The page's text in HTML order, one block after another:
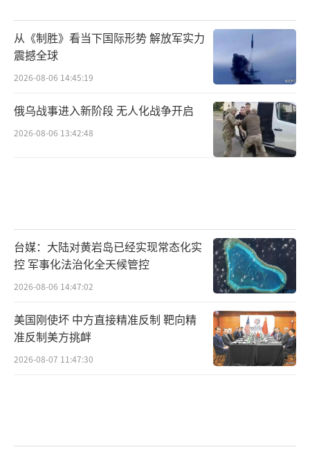
从《制胜》看当下国际形势 解放军实力
震撼全球
2026-08-06 14:45:19
俄乌战事进入新阶段 无人化战争开启
2026-08-06 13:42:48
台媒：大陆对黄岩岛已经实现常态化实
控 军事化法治化全天候管控
2026-08-06 14:47:02
美国刚使坏 中方直接精准反制 靶向精
准反制美方挑衅
2026-08-07 11:47:30